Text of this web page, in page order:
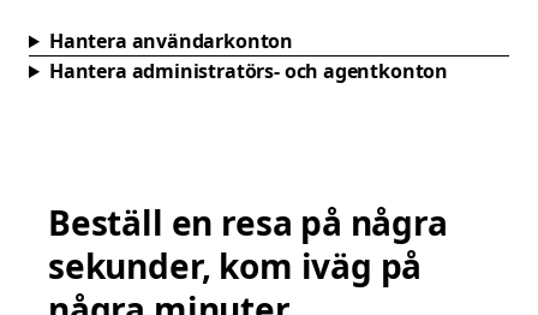
Hantera användarkonton
Hantera administratörs- och agentkonton
Beställ en resa på några
sekunder, kom iväg på